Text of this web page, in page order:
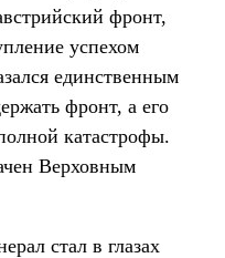
фронт,
успехом
единственным
фронт, а его
катастрофы.
Верховным
стал в глазах